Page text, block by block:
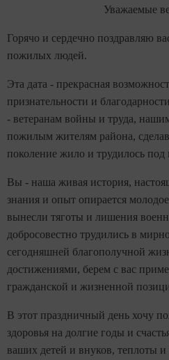
Уважаемые
Горячо и сердечно поздравляю
пожилых людей.
Эта дата - прекрасная
признательности и
- ветеранам войны и труда,
пожилым жителям района,
поколение жило и трудилось
Вы - наша живая история,
знания и опыт опирается
вынесли тяготы и лишения
добросовестно трудились в
сегодняшней благополучной
достижениями, берем с вас
гражданской и жизненной
В этот праздничный день хочу
здоровья на долгие годы и
ваших детей и внуков, теплоты